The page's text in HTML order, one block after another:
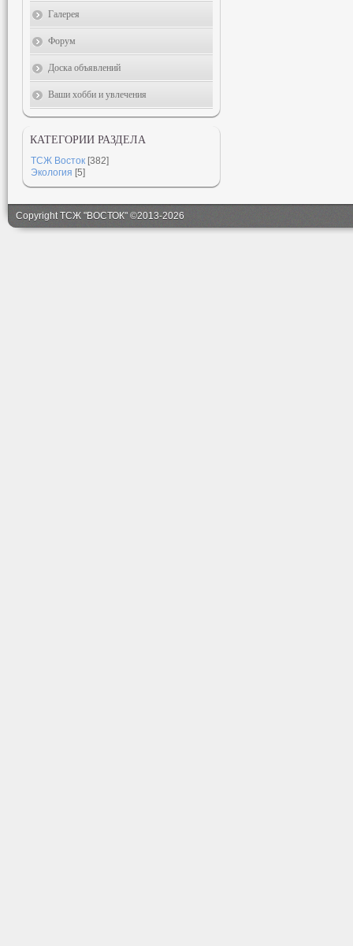
Галерея
Форум
Доска объявлений
Ваши хобби и увлечения
КАТЕГОРИИ РАЗДЕЛА
ТСЖ Восток [382]
Экология [5]
Copyright ТСЖ "ВОСТОК" ©2013-2026